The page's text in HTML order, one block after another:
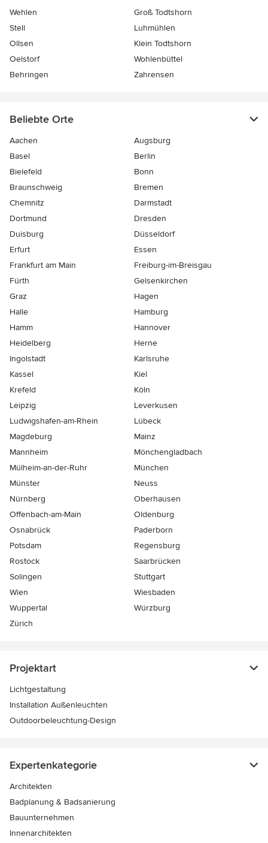
Wehlen
Groß Todtshorn
Stell
Luhmühlen
Ollsen
Klein Todtshorn
Oelstorf
Wohlenbüttel
Behringen
Zahrensen
Beliebte Orte
Aachen
Augsburg
Basel
Berlin
Bielefeld
Bonn
Braunschweig
Bremen
Chemnitz
Darmstadt
Dortmund
Dresden
Duisburg
Düsseldorf
Erfurt
Essen
Frankfurt am Main
Freiburg-im-Breisgau
Fürth
Gelsenkirchen
Graz
Hagen
Halle
Hamburg
Hamm
Hannover
Heidelberg
Herne
Ingolstadt
Karlsruhe
Kassel
Kiel
Krefeld
Köln
Leipzig
Leverkusen
Ludwigshafen-am-Rhein
Lübeck
Magdeburg
Mainz
Mannheim
Mönchen­gladbach
Mülheim-an-der-Ruhr
München
Münster
Neuss
Nürnberg
Oberhausen
Offenbach-am-Main
Oldenburg
Osnabrück
Paderborn
Potsdam
Regensburg
Rostock
Saarbrücken
Solingen
Stuttgart
Wien
Wiesbaden
Wuppertal
Würzburg
Zürich
Projektart
Lichtgestaltung
Installation Außenleuchten
Outdoorbeleuchtung-Design
Expertenkategorie
Architekten
Badplanung & Badsanierung
Bauunternehmen
Innenarchitekten